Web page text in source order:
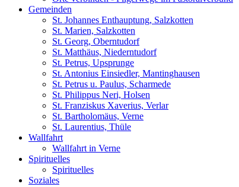
Gemeinden
St. Johannes Enthauptung, Salzkotten
St. Marien, Salzkotten
St. Georg, Oberntudorf
St. Matthäus, Niederntudorf
St. Petrus, Upsprunge
St. Antonius Einsiedler, Mantinghausen
St. Petrus u. Paulus, Scharmede
St. Philippus Neri, Holsen
St. Franziskus Xaverius, Verlar
St. Bartholomäus, Verne
St. Laurentius, Thüle
Wallfahrt
Wallfahrt in Verne
Spirituelles
Spirituelles
Soziales